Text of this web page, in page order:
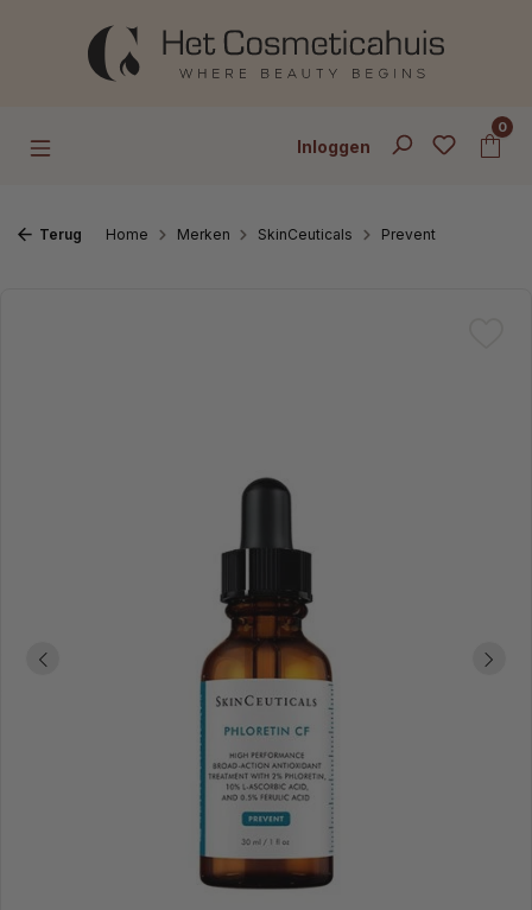
Ga naar de hoofdinhoud
Inloggen
0
Terug Home Merken SkinCeuticals Prevent